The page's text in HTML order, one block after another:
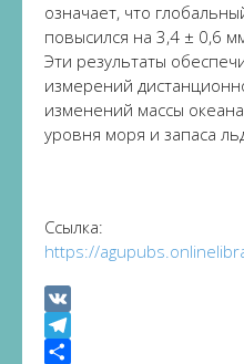
означает, что
повысился на 3,4 ± 0,6
Эти результаты
измерений
изменений массы
уровня моря и запаса
Ссылка:
https://
VK
Telegram